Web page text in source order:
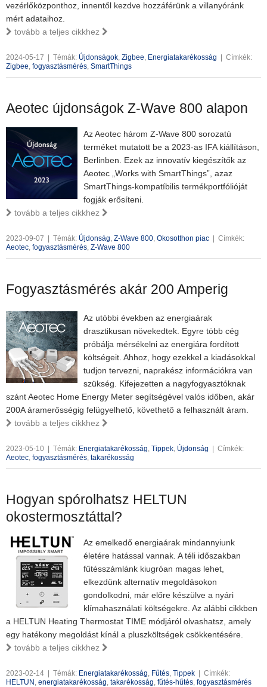
vezérlőközponthoz, innentől kezdve hozzáférünk a villanyóránk
mért adataihoz.
tovább a teljes cikkhez
2024-05-17 Témák: Újdonságok, Zigbee, Energiatakarékosság
Címkék:
Zigbee, fogyasztásmérés, SmartThings
Aeotec újdonságok Z-Wave 800 alapon
Az Aeotec három Z-Wave 800 sorozatú
terméket mutatott be a 2023-as IFA kiállításon,
Berlinben. Ezek az innovatív kiegészítők az
Aeotec „Works with SmartThings”, azaz
SmartThings-kompatíbilis termékportfólióját
fogják erősíteni.
tovább a teljes cikkhez
2023-09-07 Témák: Újdonság, Z-Wave 800, Okosotthon piac
Címkék:
Aeotec, fogyasztásmérés, Z-Wave 800
Fogyasztásmérés akár 200 Amperig
Az utóbbi években az energiaárak
drasztikusan növekedtek. Egyre több cég
próbálja mérsékelni az energiára fordított
költségeit. Ahhoz, hogy ezekkel a kiadásokkal
tudjon tervezni, naprakész információkra van
szükség. Kifejezetten a nagyfogyasztóknak
szánt Aeotec Home Energy Meter segítségével valós időben, akár
200A áramerősségig felügyelhető, követhető a felhasznált áram.
tovább a teljes cikkhez
2023-05-10 Témák: Energiatakarékosság, Tippek, Újdonság
Címkék:
Aeotec, fogyasztásmérés, takarékosság
Hogyan spórolhatsz HELTUN
okostermosztáttal?
Az emelkedő energiaárak mindannyiunk
életére hatással vannak. A téli időszakban
fűtésszámlánk kiugróan magas lehet,
elkezdünk alternatív megoldásokon
gondolkodni, már előre készülve a nyári
klímahasználati költségekre. Az alábbi cikkben
a HELTUN Heating Thermostat TIME módjáról olvashatsz, amely
egy hatékony megoldást kínál a pluszköltségek csökkentésére.
tovább a teljes cikkhez
2023-02-14 Témák: Energiatakarékosság, Fűtés, Tippek
Címkék:
HELTUN , energiatakarékosság, takarékosság, fűtés-hűtés, fogyasztásmérés